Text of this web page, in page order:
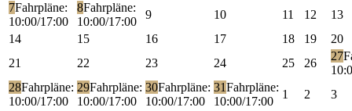
7Fahrpläne:
10:00/17:00
8Fahrpläne:
10:00/17:00
9 10 11 12
13
14
15 16 17 18 19
20
21
22 23 24 25 26
27
28Fahrpläne:
10:00/17:00
29Fahrpläne:
10:00/17:00
30Fahrpläne:
10:00/17:00
31Fahrpläne:
10:00/17:00
1 2
3